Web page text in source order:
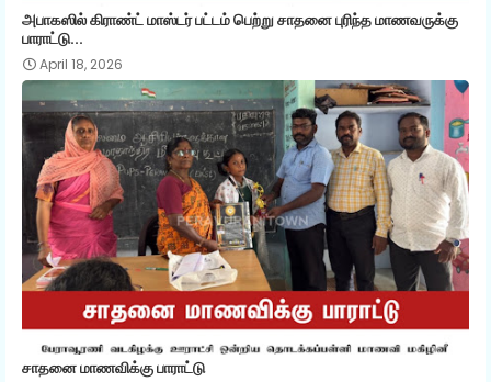
அபாகஸில் கிராண்ட் மாஸ்டர் பட்டம் பெற்று சாதனை புரிந்த மாணவருக்கு
பாராட்டு...
April 18, 2026
சாதனை மாணவிக்கு பாராட்டு